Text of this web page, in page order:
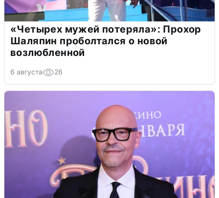
«Четырех мужей потеряла»: Прохор
Шаляпин проболтался о новой
возлюбленной
6 августа 26